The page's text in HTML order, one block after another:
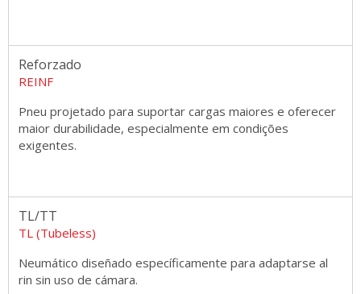
Reforzado
REINF
Pneu projetado para suportar cargas maiores e oferecer
maior durabilidade, especialmente em condições
exigentes.
TL/TT
TL (Tubeless)
Neumático diseñado específicamente para adaptarse al
rin sin uso de cámara.